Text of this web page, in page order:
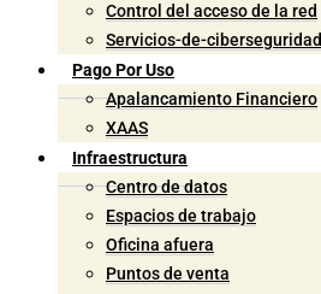
Control del acceso de la red
Servicios-de-ciberseguridad
Pago Por Uso
Apalancamiento Financiero
XAAS
Infraestructura
Centro de datos
Espacios de trabajo
Oficina afuera
Puntos de venta